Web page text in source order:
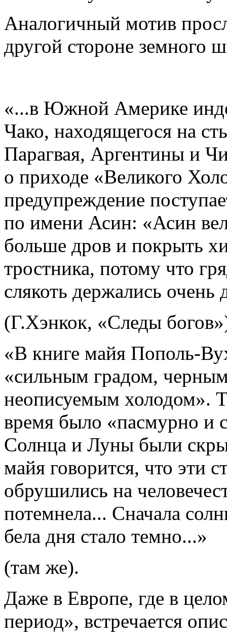
Аналогичный мотив
другой стороне земного
«...в Южной Америке
Чако, находящегося на
Парагвая, Аргентины и
о приходе «Великого
предупреждение
по имени Асин: «Асин
больше дров и покрыть
тростника, потому что
слякоть держались очень
(Г.Хэнкок, «Следы
«В книге майя Пополь-
«сильным градом,
неописуемым холодом».
время было «пасмурно и
Солнца и Луны были
майя говорится, что эти
обрушились на
потемнела... Сначала
бела дня стало темно...»
(там же).
Даже в Европе, где в
период», встречается